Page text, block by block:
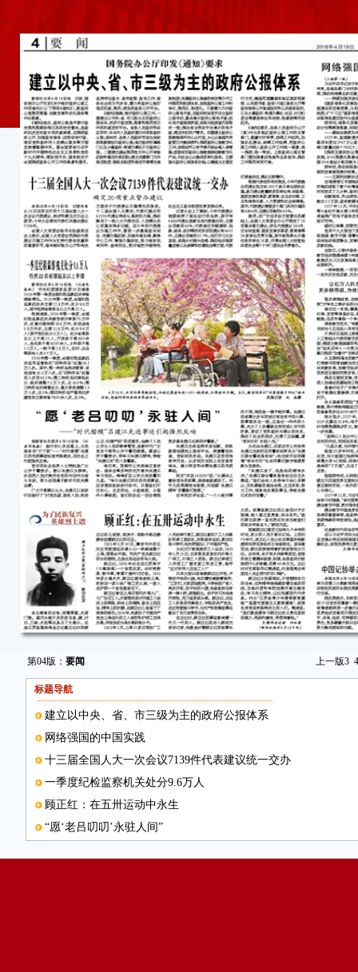
第04版： 要闻 上一版3 4
标题导航
建立以中央、省、市三级为主的政府公报体系
网络强国的中国实践
十三届全国人大一次会议7139件代表建议统一交办
一季度纪检监察机关处分9.6万人
顾正红：在五卅运动中永生
“愿‘老吕叨叨’永驻人间”